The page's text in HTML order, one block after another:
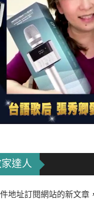
達人
地址訂閱網站的新文章